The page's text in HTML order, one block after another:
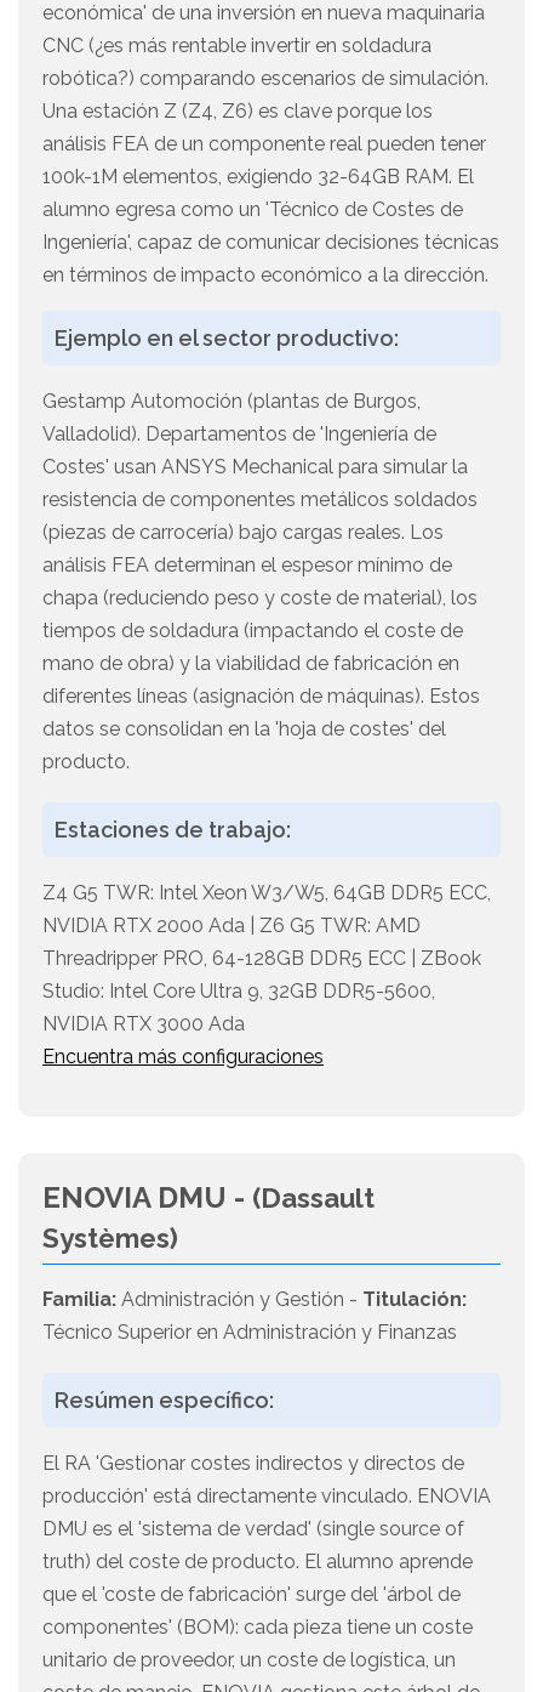
económica' de una inversión en nueva maquinaria
CNC (¿es más rentable invertir en soldadura
robótica?) comparando escenarios de simulación.
Una estación Z (Z4, Z6) es clave porque los
análisis FEA de un componente real pueden tener
100k-1M elementos, exigiendo 32-64GB RAM. El
alumno egresa como un 'Técnico de Costes de
Ingeniería', capaz de comunicar decisiones técnicas
en términos de impacto económico a la dirección.
Ejemplo en el sector productivo:
Gestamp Automoción (plantas de Burgos,
Valladolid). Departamentos de 'Ingeniería de
Costes' usan ANSYS Mechanical para simular la
resistencia de componentes metálicos soldados
(piezas de carrocería) bajo cargas reales. Los
análisis FEA determinan el espesor mínimo de
chapa (reduciendo peso y coste de material), los
tiempos de soldadura (impactando el coste de
mano de obra) y la viabilidad de fabricación en
diferentes líneas (asignación de máquinas). Estos
datos se consolidan en la 'hoja de costes' del
producto.
Estaciones de trabajo:
Z4 G5 TWR: Intel Xeon W3/W5, 64GB DDR5 ECC,
NVIDIA RTX 2000 Ada | Z6 G5 TWR: AMD
Threadripper PRO, 64-128GB DDR5 ECC | ZBook
Studio: Intel Core Ultra 9, 32GB DDR5-5600,
NVIDIA RTX 3000 Ada
Encuentra más configuraciones
ENOVIA DMU - (Dassault
Systèmes)
Familia: Administración y Gestión - Titulación:
Técnico Superior en Administración y Finanzas
Resúmen específico:
El RA 'Gestionar costes indirectos y directos de
producción' está directamente vinculado. ENOVIA
DMU es el 'sistema de verdad' (single source of
truth) del coste de producto. El alumno aprende
que el 'coste de fabricación' surge del 'árbol de
componentes' (BOM): cada pieza tiene un coste
unitario de proveedor, un coste de logística, un